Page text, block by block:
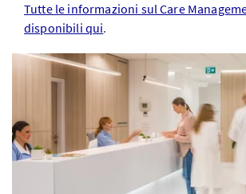
Tutte le informazioni sul Care
disponibili qui.